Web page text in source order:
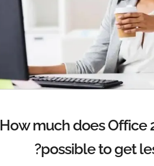
How much does Office
possible to get